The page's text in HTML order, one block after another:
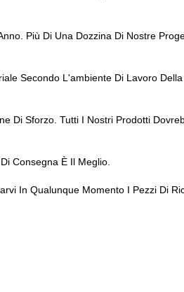
Più Di Una Dozzina Di Nostre
Secondo L'ambiente Di Lavoro
Di Sforzo. Tutti I Nostri Prodotti
Consegna È Il Meglio.
In Qualunque Momento I Pezzi Di